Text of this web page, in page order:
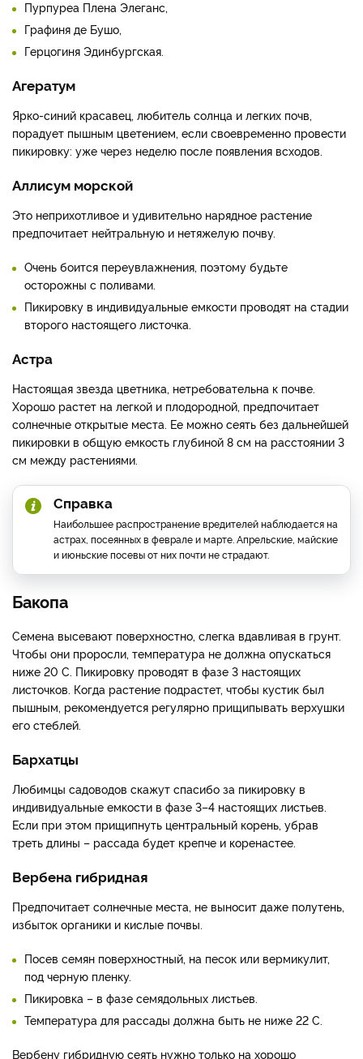
Пурпуреа Плена Элеганс,
Графиня де Бушо,
Герцогиня Эдинбургская.
Агератум
Ярко-синий красавец, любитель солнца и легких почв,
порадует пышным цветением, если своевременно провести
пикировку: уже через неделю после появления всходов.
Аллисум морской
Это неприхотливое и удивительно нарядное растение
предпочитает нейтральную и нетяжелую почву.
Очень боится переувлажнения, поэтому будьте
осторожны с поливами.
Пикировку в индивидуальные емкости проводят на стадии
второго настоящего листочка.
Астра
Настоящая звезда цветника, нетребовательна к почве.
Хорошо растет на легкой и плодородной, предпочитает
солнечные открытые места. Ее можно сеять без дальнейшей
пикировки в общую емкость глубиной 8 см на расстоянии 3
см между растениями.
Справка
Наибольшее распространение вредителей наблюдается на
астрах, посеянных в феврале и марте. Апрельские, майские
и июньские посевы от них почти не страдают.
Бакопа
Семена высевают поверхностно, слегка вдавливая в грунт.
Чтобы они проросли, температура не должна опускаться
ниже 20 С. Пикировку проводят в фазе 3 настоящих
листочков. Когда растение подрастет, чтобы кустик был
пышным, рекомендуется регулярно прищипывать верхушки
его стеблей.
Бархатцы
Любимцы садоводов скажут спасибо за пикировку в
индивидуальные емкости в фазе 3–4 настоящих листьев.
Если при этом прищипнуть центральный корень, убрав
треть длины – рассада будет крепче и коренастее.
Вербена гибридная
Предпочитает солнечные места, не выносит даже полутень,
избыток органики и кислые почвы.
Посев семян поверхностный, на песок или вермикулит,
под черную пленку.
Пикировка – в фазе семядольных листьев.
Температура для рассады должна быть не ниже 22 С.
Вербену гибридную сеять нужно только на хорошо